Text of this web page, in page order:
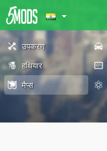
उपकरण
हथियार
मैप्स